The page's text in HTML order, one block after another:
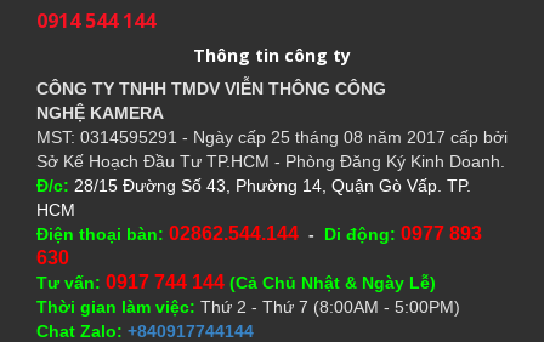
0914 544 144
Thông tin công ty
CÔNG TY TNHH TMDV VIỄN THÔNG CÔNG
NGHỆ KAMERA
MST: 0314595291 - Ngày cấp 25 tháng 08 năm 2017 cấp bởi
Sở Kế Hoạch Đầu Tư TP.HCM - Phòng Đăng Ký Kinh Doanh.
Đ/c: 28/15 Đường Số 43, Phường 14, Quận Gò Vấp. TP.
HCM
Điện thoại bàn: 02862.544.144 - Di động: 0977 893
630
Tư vấn: 0917 744 144 (Cả Chủ Nhật & Ngày Lễ)
Thời gian làm việc: Thứ 2 - Thứ 7 (8:00AM - 5:00PM)
Chat Zalo: +840917744144